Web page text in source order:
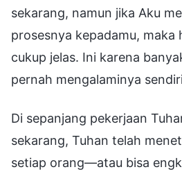
sekarang, namun jika Aku
prosesnya kepadamu, maka
cukup jelas. Ini karena
pernah mengalaminya
Di sepanjang pekerjaan
sekarang, Tuhan telah
setiap orang—atau bisa